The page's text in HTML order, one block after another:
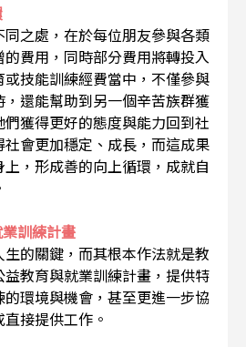
之處，在於每位朋友參與各類
費用，同時部分費用將轉投入
技能訓練經費當中，不僅參與
還能幫助到另一個辛苦族群獲
獲得更好的態度與能力回到社
會更加穩定、成長，而這成果
，形成善的向上循環，成就自
訓練計畫
的關鍵，而其根本作法就是教
教育與就業訓練計畫，提供特
環境與機會，甚至更進一步協
接提供工作。